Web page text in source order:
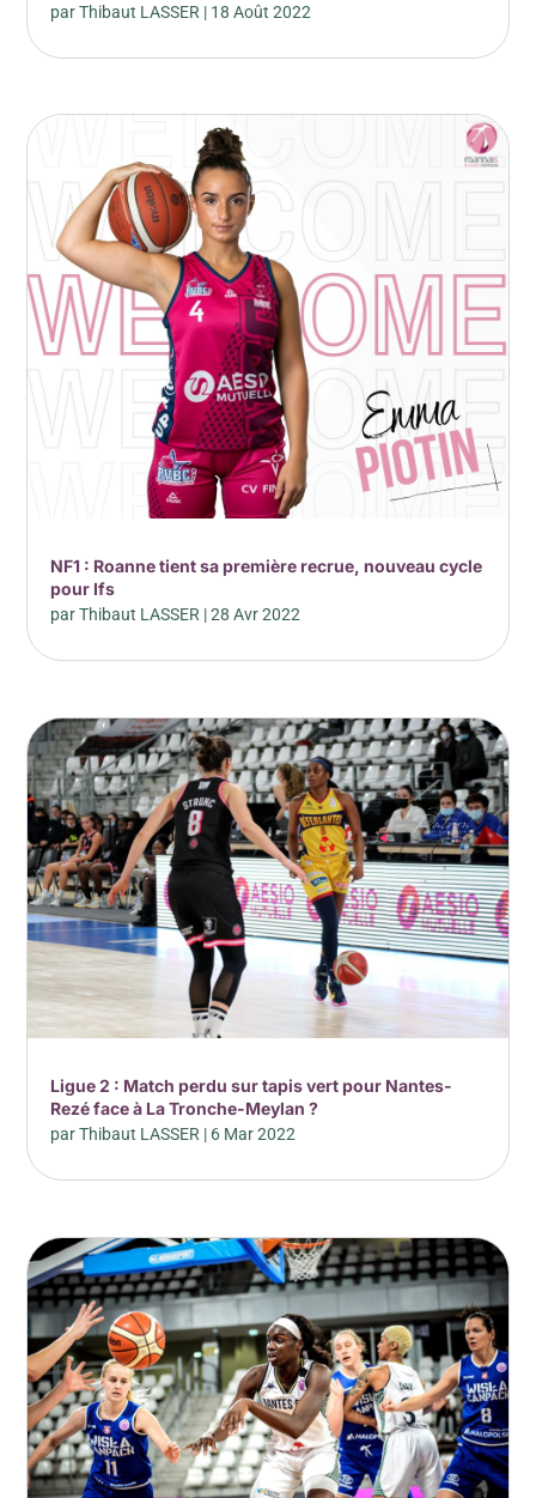
parThibaut LASSER | 18 Août 2022
NF1 : Roanne tient sa première recrue, nouveau cycle
pour Ifs
parThibaut LASSER |28 Avr 2022
Ligue 2 : Match perdu sur tapis vert pour Nantes-
Rezé face à La Tronche-Meylan ?
parThibaut LASSER | 6 Mar 2022